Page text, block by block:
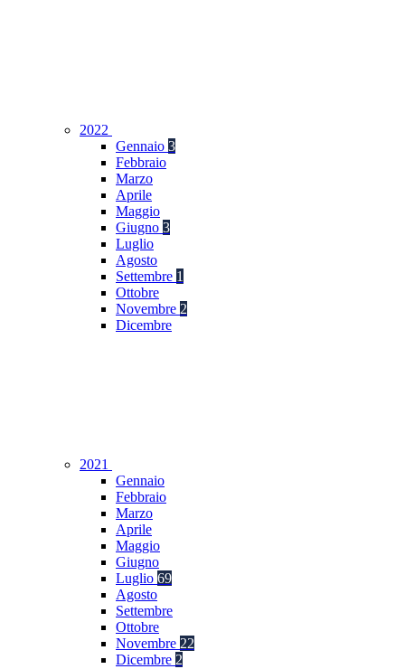
2022
Gennaio 3
Febbraio
Marzo
Aprile
Maggio
Giugno 3
Luglio
Agosto
Settembre 1
Ottobre
Novembre 2
Dicembre
2021
Gennaio
Febbraio
Marzo
Aprile
Maggio
Giugno
Luglio 69
Agosto
Settembre
Ottobre
Novembre 22
Dicembre 2